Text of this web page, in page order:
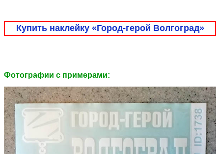
Купить наклейку «Город-герой Волгоград»
Фотографии c примерами: